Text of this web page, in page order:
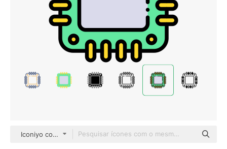
Iconiyo color lineal-color